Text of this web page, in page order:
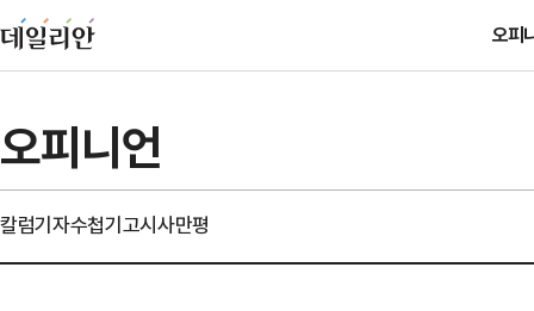
오피
오피니언
칼럼기자수첩기고시사만평